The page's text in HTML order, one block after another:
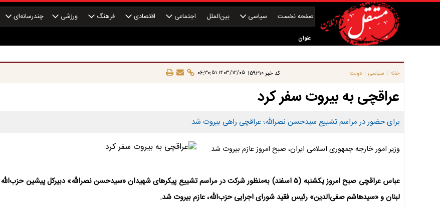
صفحه نخست سیاسی بین‌الملل اجتماعی اقتصادی فرهنگ ورزشی چندرسانه‌ای
عنوان
خانه | سیاسی | دولت کد خبر159210
|۱۴۰۳/۱۲/۰۵ ۰۶:۳۰:۵۱
عراقچی به بیروت سفر کرد
برای حضور در مراسم تشییع سیدحسن نصرالله؛ عراقچی راهی بیروت شد.
وزیر امور خارجه جمهوری اسلامی ایران، صبح امروز عازم بیروت شد.
عباس عراقچی صبح امروز یکشنبه (۵ اسفند) به‌منظور شرکت در مراسم تشییع پیکرهای شهیدان «سیدحسن نصرالله» دبیرکل پیشین حزب‌الله
لبنان و «سیدهاشم صفی‌الدین» رئیس فقید شورای اجرایی حزب‌الله، عازم بیروت شد.